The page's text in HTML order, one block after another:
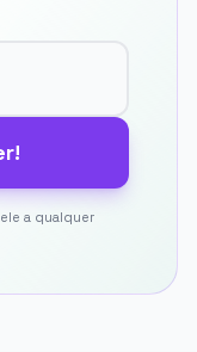
a qualquer